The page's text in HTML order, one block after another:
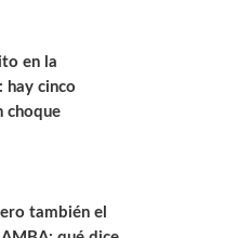
en la
hay cinco
choque
también el